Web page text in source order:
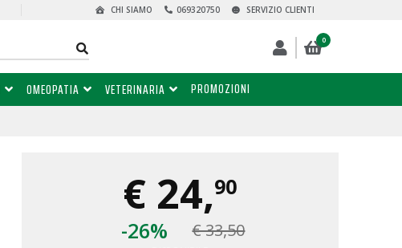
SERVIZIO CLIENTI
069320750
CHI SIAMO
0
OMEOPATIA VETERINARIA PROMOZIONI
€ 24,90
-26%
€ 33,50